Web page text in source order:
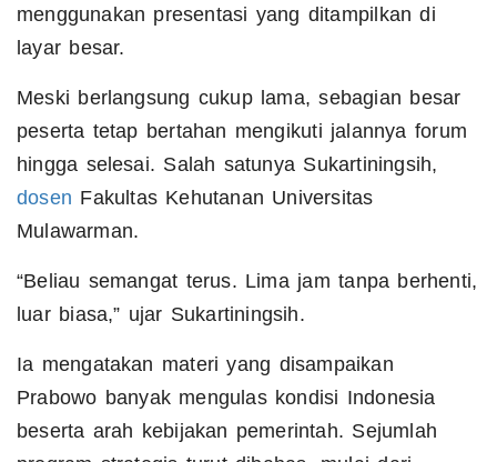
menggunakan presentasi yang ditampilkan di
layar besar.
Meski berlangsung cukup lama, sebagian besar
peserta tetap bertahan mengikuti jalannya forum
hingga selesai. Salah satunya Sukartiningsih,
dosen Fakultas Kehutanan Universitas
Mulawarman.
“Beliau semangat terus. Lima jam tanpa berhenti,
luar biasa,” ujar Sukartiningsih.
Ia mengatakan materi yang disampaikan
Prabowo banyak mengulas kondisi Indonesia
beserta arah kebijakan pemerintah. Sejumlah